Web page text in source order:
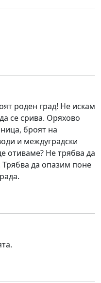
роден град! Не искам
се срива. Оряхово
броят на
и междуградски
отиваме? Не трябва да
Трябва да опазим поне